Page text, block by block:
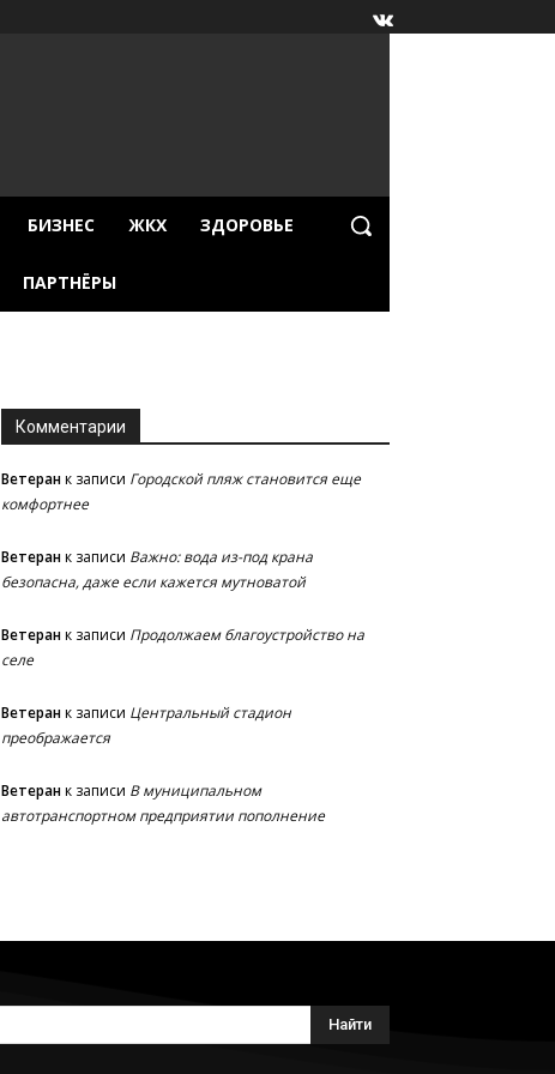
БИЗНЕС ЖКХ ЗДОРОВЬЕ
ПАРТНЁРЫ
Комментарии
Ветеранк записи Городской пляж становится еще
комфортнее
Ветеранк записи Важно: вода из-под крана
безопасна, даже если кажется мутноватой
Ветеранк записи Продолжаем благоустройство на
селе
Ветеранк записи Центральный стадион
преображается
Ветеранк записи В муниципальном
автотранспортном предприятии пополнение
Найти